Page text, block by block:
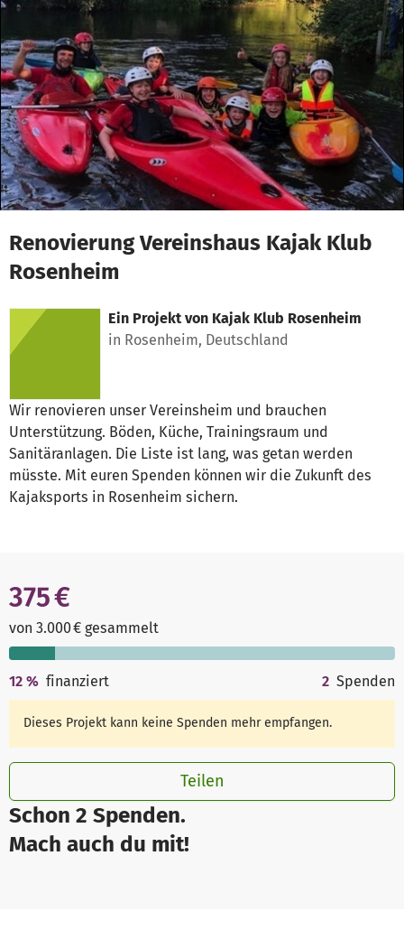
Zum Hauptinhalt springen
Erklärung zur Barrierefreiheit anzeigen
Renovierung Vereinshaus Kajak Klub
Rosenheim
Ein Projekt von Kajak Klub Rosenheim
in Rosenheim, Deutschland
Wir renovieren unser Vereinsheim und brauchen
Unterstützung. Böden, Küche, Trainingsraum und
Sanitäranlagen. Die Liste ist lang, was getan werden
müsste. Mit euren Spenden können wir die Zukunft des
Kajaksports in Rosenheim sichern.
Schon 2 Spenden.
Mach auch du mit!
375 €
von 3.000 € gesammelt
12 % finanziert 2 Spenden
Dieses Projekt kann keine Spenden mehr empfangen.
Teilen